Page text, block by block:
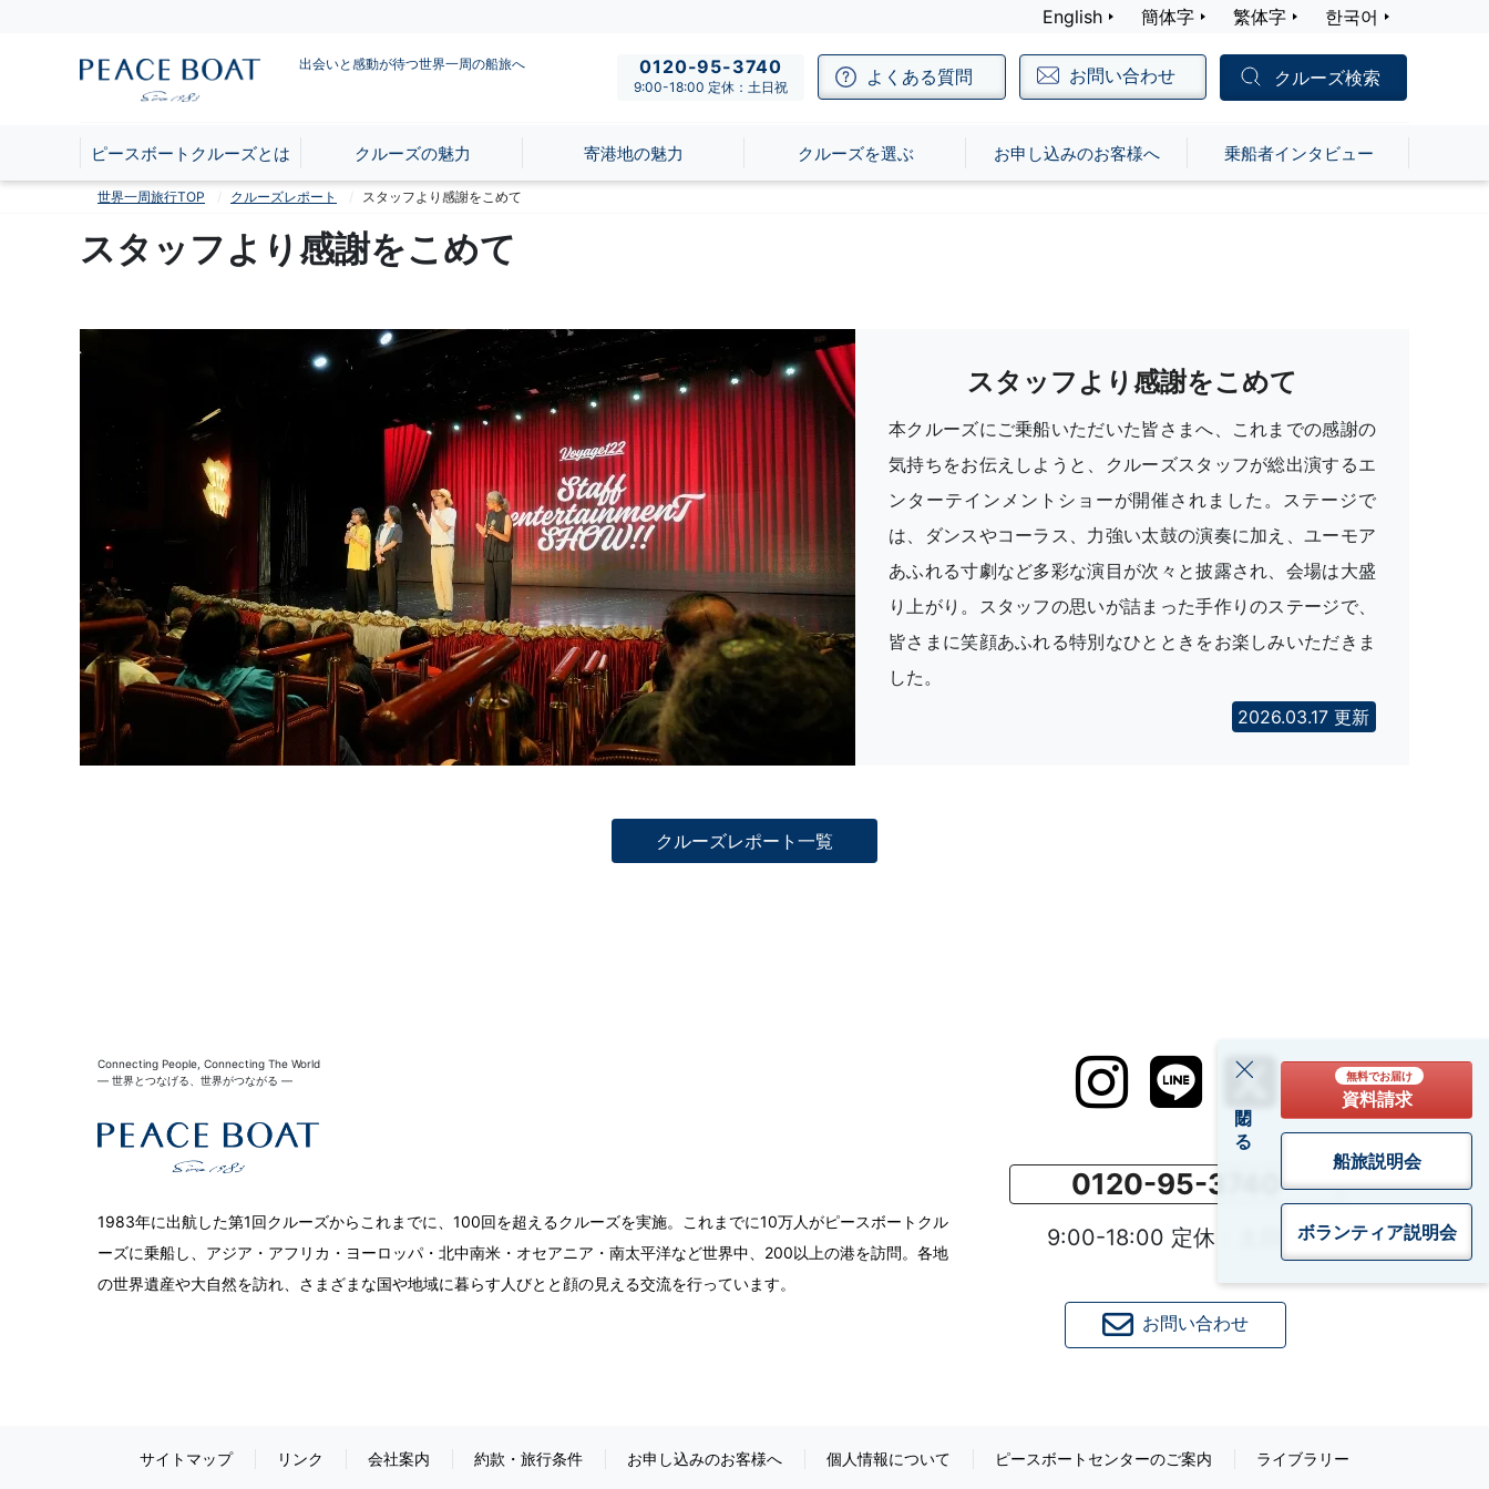
English 簡体字 繁体字 한국어
出会いと感動が待つ世界一周の船旅へ 0120-95-3740
9:00-18:00 定休：土日祝 よくある質問 お問い合わせ クルーズ検索
ピースボートクルーズとは クルーズの魅力 寄港地の魅力 クルーズを選ぶ お申し込みのお客様へ 乗船者インタビュー
閉じる
無料でお届け
資料請求
船旅説明会
ボランティア説明会
世界一周旅行TOP クルーズレポート スタッフより感謝をこめて
スタッフより感謝をこめて
スタッフより感謝をこめて
本クルーズにご乗船いただいた皆さまへ、これまでの感謝の
気持ちをお伝えしようと、クルーズスタッフが総出演するエ
ンターテインメントショーが開催されました。ステージで
は、ダンスやコーラス、力強い太鼓の演奏に加え、ユーモア
あふれる寸劇など多彩な演目が次々と披露され、会場は大盛
り上がり。スタッフの思いが詰まった手作りのステージで、
皆さまに笑顔あふれる特別なひとときをお楽しみいただきま
した。
2026.03.17 更新
クルーズレポート一覧
0120-95-3740
9:00-18:00 定休：土日祝
お問い合わせ
Connecting People, Connecting The World
― 世界とつなげる、世界がつながる ―
1983年に出航した第1回クルーズからこれまでに、100回を超えるクルーズを実施。これまでに10万人がピースボートクル
ーズに乗船し、アジア・アフリカ・ヨーロッパ・北中南米・オセアニア・南太平洋など世界中、200以上の港を訪問。各地
の世界遺産や大自然を訪れ、さまざまな国や地域に暮らす人びとと顔の見える交流を行っています。
サイトマップ リンク 会社案内 約款・旅行条件 お申し込みのお客様へ 個人情報について ピースボートセンターのご案内 ライブラリー